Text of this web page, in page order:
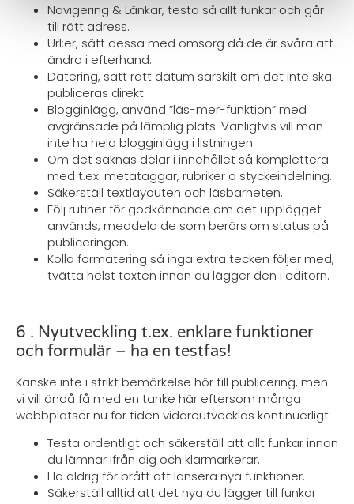
Navigering & Länkar, testa så allt funkar och går
till rätt adress.
Url:er, sätt dessa med omsorg då de är svåra att
ändra i efterhand.
Datering, sätt rätt datum särskilt om det inte ska
publiceras direkt.
Blogginlägg, använd ”läs-mer-funktion” med
avgränsade på lämplig plats. Vanligtvis vill man
inte ha hela blogginlägg i listningen.
Om det saknas delar i innehållet så komplettera
med t.ex. metataggar, rubriker o styckeindelning.
Säkerställ textlayouten och läsbarheten.
Följ rutiner för godkännande om det upplägget
används, meddela de som berörs om status på
publiceringen.
Kolla formatering så inga extra tecken följer med,
tvätta helst texten innan du lägger den i editorn.
6 . Nyutveckling t.ex. enklare funktioner
och formulär – ha en testfas!
Kanske inte i strikt bemärkelse hör till publicering, men
vi vill ändå få med en tanke här eftersom många
webbplatser nu för tiden vidareutvecklas kontinuerligt.
Testa ordentligt och säkerställ att allt funkar innan
du lämnar ifrån dig och klarmarkerar.
Ha aldrig för brått att lansera nya funktioner.
Säkerställ alltid att det nya du lägger till funkar